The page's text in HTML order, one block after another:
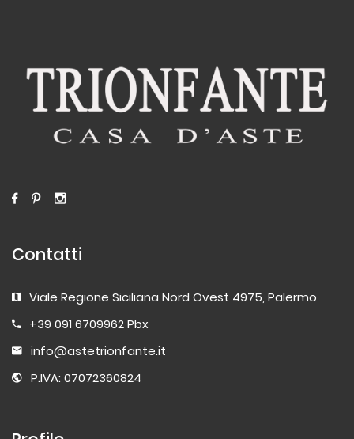
Contatti
Viale Regione Siciliana Nord Ovest 4975, Palermo
+39 091 6709962 Pbx
info@astetrionfante.it
P.IVA: 07072360824